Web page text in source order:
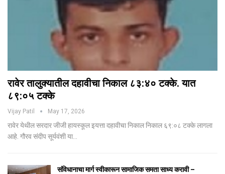
रावेर तालुक्यातील दहावीचा निकाल ८३:४० टक्के. यात
८९:०५ टक्के
Vijay Patil May 17, 2026
रावेर येथील सरदार जीजी हायस्कूल इयत्ता दहावीचा निकाल निकाल ६९:०८ टक्के लागला
आहे. गौरव संदीप सूर्यवंशी या…
संविधानाचा मार्ग स्वीकारून सामाजिक समता साध्य करावी –